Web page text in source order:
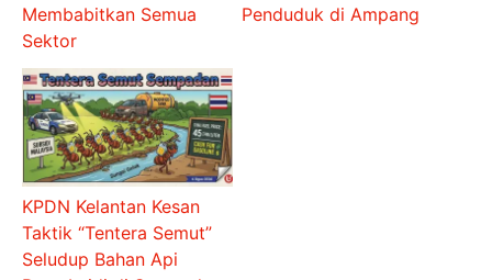
Membabitkan Semua
Sektor
Penduduk di Ampang
KPDN Kelantan Kesan
Taktik “Tentera Semut”
Seludup Bahan Api